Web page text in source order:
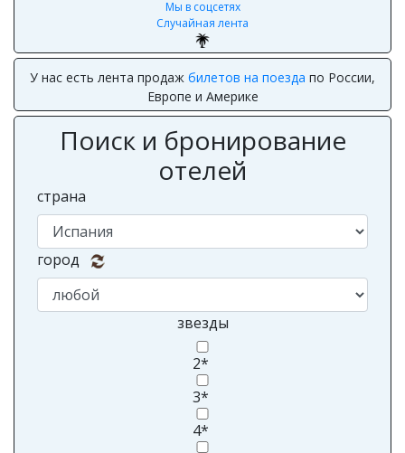
Мы в соцсетях
Случайная лента
Форма поиска и бронирования отелейсравнивает цены
от разных агрегаторов и выдаёт лучшие предложения
Поиск и бронирование
отелей
страна
город
звезды
2*
3*
4*